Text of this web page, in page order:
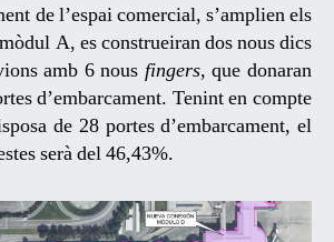
de l’espai comercial, s’amplien els
A, es construeiran dos nous dics
amb 6 nous fingers, que donaran
d’embarcament. Tenint en compte
de 28 portes d’embarcament, el
serà del 46,43%.